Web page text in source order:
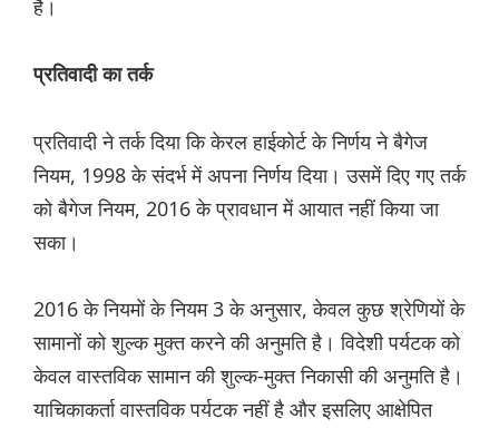
है।
प्रतिवादी का तर्क
प्रतिवादी ने तर्क दिया कि केरल हाईकोर्ट के निर्णय ने बैगेज
नियम, 1998 के संदर्भ में अपना निर्णय दिया। उसमें दिए गए तर्क
को बैगेज नियम, 2016 के प्रावधान में आयात नहीं किया जा
सका।
2016 के नियमों के नियम 3 के अनुसार, केवल कुछ श्रेणियों के
सामानों को शुल्क मुक्त करने की अनुमति है। विदेशी पर्यटक को
केवल वास्तविक सामान की शुल्क-मुक्त निकासी की अनुमति है।
याचिकाकर्ता वास्तविक पर्यटक नहीं है और इसलिए आक्षेपित